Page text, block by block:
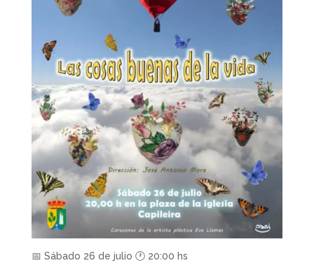
📅 Sábado 26 de julio 🕐 20:00 hs